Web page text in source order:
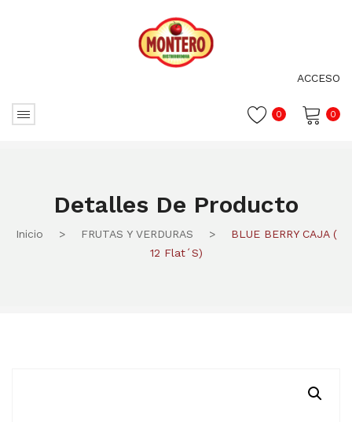
ACCESO
0
0
Detalles De Producto
Inicio > FRUTAS Y VERDURAS >
BLUE BERRY CAJA (
12 Flat´s)